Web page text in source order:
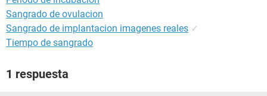
Sangrado de ovulacion
Sangrado de implantacion imagenes reales ✓
Tiempo de sangrado
1 respuesta